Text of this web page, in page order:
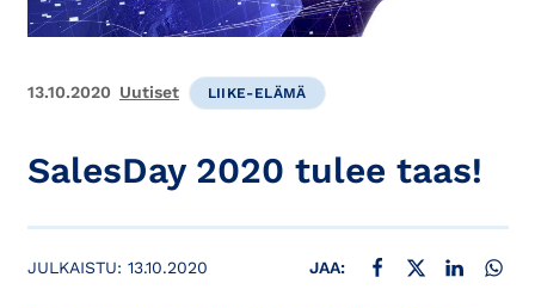
13.10.2020 Uutiset LIIKE-ELÄMÄ
SalesDay 2020 tulee taas!
JULKAISTU: 13.10.2020 JAA: JAA FACEBOOKISSA
JAA X:SSÄ JAA